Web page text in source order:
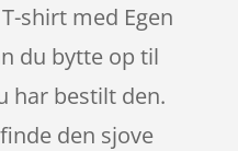
shirt med Egen
du bytte op til
har bestilt den.
den sjove